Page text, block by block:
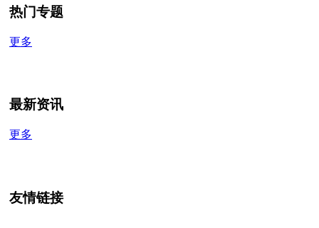
热门专题
更多
最新资讯
更多
友情链接